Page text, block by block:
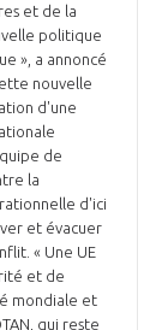
et de la
politique
», a annoncé
nouvelle
d'une
de
la
d'ici
et évacuer
« Une UE
et de
mondiale et
qui reste
GIFAS.